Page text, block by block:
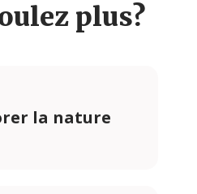
plus?
la nature